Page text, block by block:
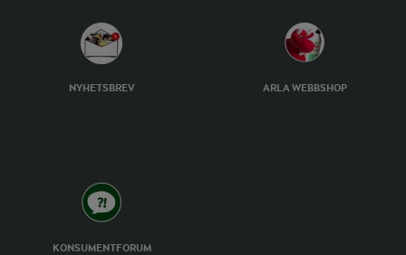
NYHETSBREV ARLA WEBBSHOP
KONSUMENTFORUM